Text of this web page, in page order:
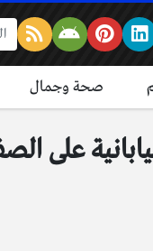
صحة وجمال
على